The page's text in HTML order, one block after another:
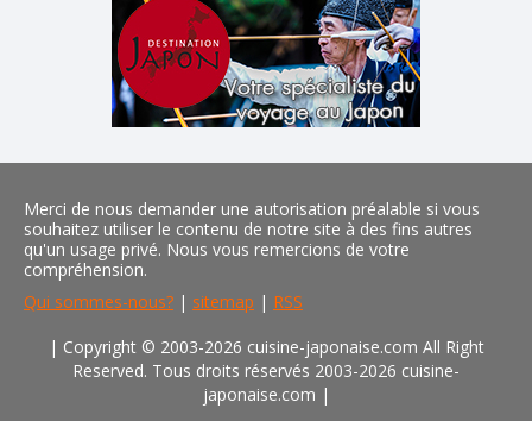
Merci de nous demander une autorisation préalable si vous
souhaitez utiliser le contenu de notre site à des fins autres
qu'un usage privé. Nous vous remercions de votre
compréhension.
Qui sommes-nous? | sitemap | RSS
| Copyright © 2003-2026 cuisine-japonaise.com All Right
Reserved. Tous droits réservés 2003-2026 cuisine-
japonaise.com |